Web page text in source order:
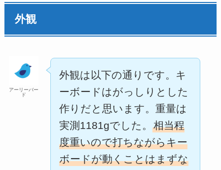
外観
アーリーバー
ド
外観は以下の通りです。キ
ーボードはがっしりとした
作りだと思います。重量は
実測1181gでした。 相当程
度重いので打ちながらキー
ボードが動くことはまずな